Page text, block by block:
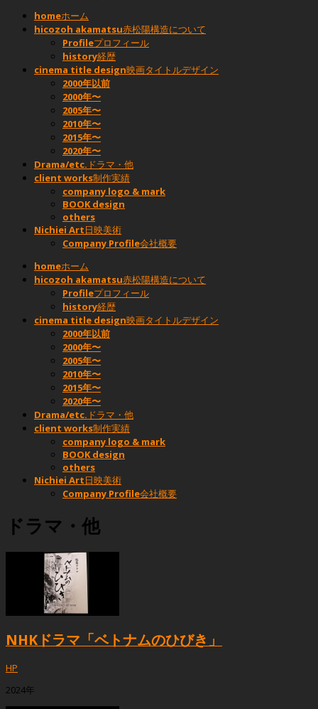
homeホーム
hicozoh akamatsu赤松陽構造について
Profileプロフィール
history経歴
cinema title design映画タイトルデザイン
2000年以前
2000年〜
2005年〜
2010年〜
2015年〜
2020年〜
Drama/etc. ドラマ・他
client works制作実績
company logo & mark
BOOK design
others
Nichiei Art日映美術
Company Profile会社概要
homeホーム
hicozoh akamatsu赤松陽構造について
Profileプロフィール
history経歴
cinema title design映画タイトルデザイン
2000年以前
2000年〜
2005年〜
2010年〜
2015年〜
2020年〜
Drama/etc. ドラマ・他
client works制作実績
company logo & mark
BOOK design
others
Nichiei Art日映美術
Company Profile会社概要
ドラマ・他
NHKドラマ「ベトナムのひびき」
HP
2024年